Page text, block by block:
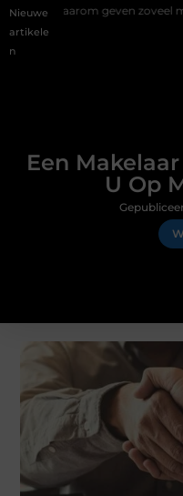
Nieuwe
artikele
n
zoveel mensen en wat
Een
U Op